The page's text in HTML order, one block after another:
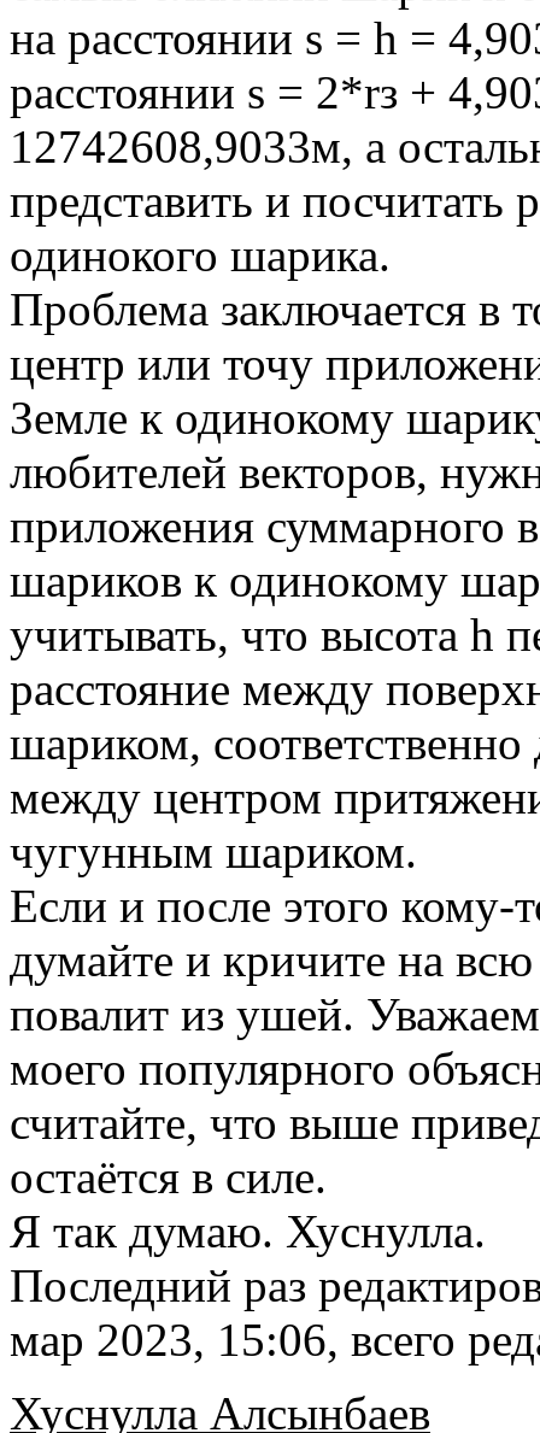
на расстоянии s = h =
расстоянии s = 2*rз +
12742608,9033м, а
представить и посчитать
одинокого шарика.
Проблема заключается в
центр или точу
Земле к одинокому
любителей векторов,
приложения суммарного
шариков к одинокому
учитывать, что высота h
расстояние между
шариком,
между центром
чугунным шариком.
Если и после этого кому-
думайте и кричите на
повалит из ушей.
моего популярного
считайте, что выше
остаётся в силе.
Я так думаю. Хуснулла.
Последний раз
мар 2023, 15:06, всего
Хуснулла Алсынбаев